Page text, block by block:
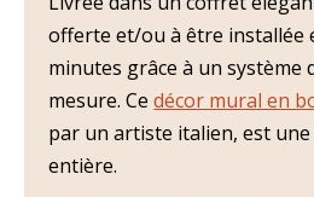
offerte et/ou à être installée
minutes grâce à un système
mesure. Cedécor mural en
par un artiste italien, est une
entière.